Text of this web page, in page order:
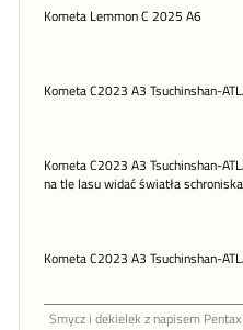
Kometa Lemmon C 2025 A6
Kometa C2023 A3 Tsuchinshan-
Kometa C2023 A3 Tsuchinshan-
na tle lasu widać światła
Kometa C2023 A3 Tsuchinshan-
Smycz i dekielek z napisem Pentax